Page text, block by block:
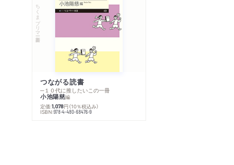
ちくまプリマー新書
つながる読書
─１０代に推したいこの一冊
小池陽慈編
定価:1,078円 （10％税込み）
ISBN:978-4-480-68476-9